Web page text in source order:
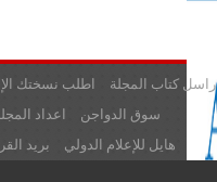
اطلب نسختك
راسل كتاب المجلة
اعداد
سوق الدواجن
بريد هايل للإعلام الدولي